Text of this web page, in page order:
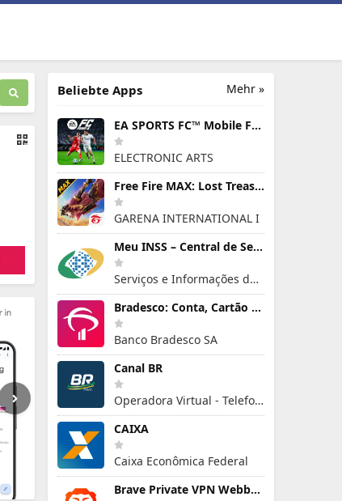
Mehr »
Beliebte Apps
EA SPORTS FC™ Mobile Fußball
ELECTRONIC ARTS
Free Fire MAX: Lost Treasure
GARENA INTERNATIONAL I
Meu INSS – Central de Serviços
Serviços e Informações do Brasil
Bradesco: Conta, Cartão e Pix!
Banco Bradesco SA
Canal BR
Operadora Virtual - Telefonia Móvel
CAIXA
Caixa Econômica Federal
Brave Private VPN Webbrowser